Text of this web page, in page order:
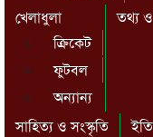
খেলাধুলা
ক্রিকেট
ফুটবল
অন্যান্য
তথ্য ও
সাহিত্য ও সংস্কৃতি